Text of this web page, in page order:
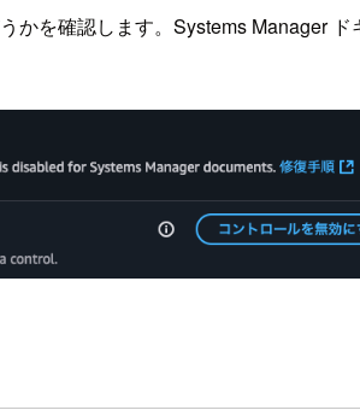
かを確認します。Systems Manager